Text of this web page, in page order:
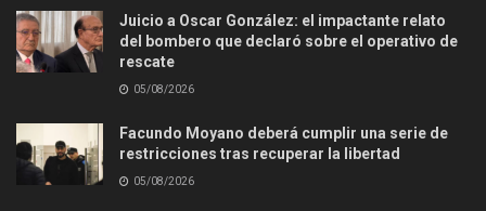
Juicio a Oscar González: el impactante relato
del bombero que declaró sobre el operativo de
rescate
05/08/2026
Facundo Moyano deberá cumplir una serie de
restricciones tras recuperar la libertad
05/08/2026